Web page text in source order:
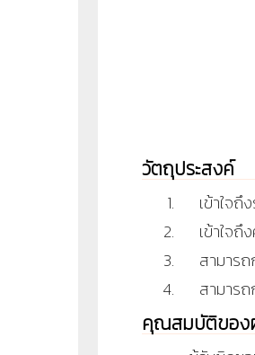
วัตถุประสงค์
เข้าใจถึ
เข้าใจ
สามาร
สามาร
คุณสมบัติของ